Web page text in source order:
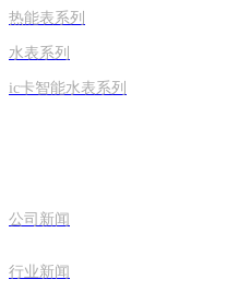
热能表系列
水表系列
ic卡智能水表系列
公司新闻
行业新闻